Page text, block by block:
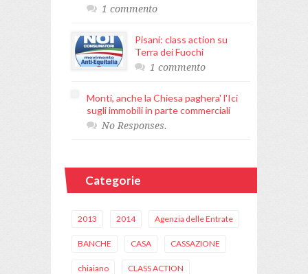
1 commento
Pisani: class action su
Terra dei Fuochi
1 commento
Monti, anche la Chiesa paghera' l'Ici
sugli immobili in parte commerciali
No Responses.
Categorie
2013 2014 Agenzia delle Entrate
BANCHE CASA CASSAZIONE
chiaiano CLASS ACTION